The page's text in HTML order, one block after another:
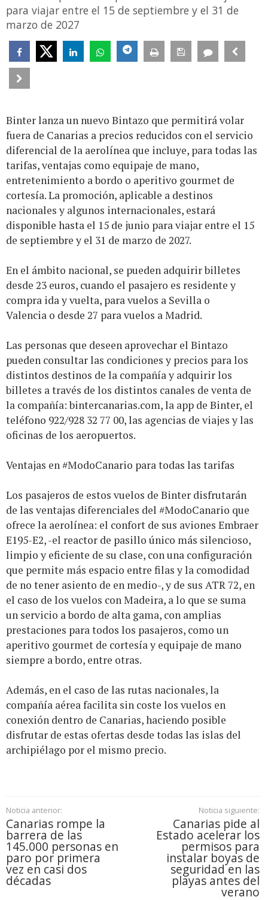
para viajar entre el 15 de septiembre y el 31 de
marzo de 2027
Binter lanza un nuevo Bintazo que permitirá volar
fuera de Canarias a precios reducidos con el servicio
diferencial de la aerolínea que incluye, para todas las
tarifas, ventajas como equipaje de mano,
entretenimiento a bordo o aperitivo gourmet de
cortesía. La promoción, aplicable a destinos
nacionales y algunos internacionales, estará
disponible hasta el 15 de junio para viajar entre el 15
de septiembre y el 31 de marzo de 2027.
En el ámbito nacional, se pueden adquirir billetes
desde 23 euros, cuando el pasajero es residente y
compra ida y vuelta, para vuelos a Sevilla o
Valencia o desde 27 para vuelos a Madrid.
Las personas que deseen aprovechar el Bintazo
pueden consultar las condiciones y precios para los
distintos destinos de la compañía y adquirir los
billetes a través de los distintos canales de venta de
la compañía:bintercanarias.com, la app de Binter, el
teléfono 922/928 32 77 00, las agencias de viajes y las
oficinas de los aeropuertos.
Ventajas en #ModoCanario para todas las tarifas
Los pasajeros de estos vuelos de Binter disfrutarán
de las ventajas diferenciales del #ModoCanario que
ofrece la aerolínea: el confort de sus aviones Embraer
E195-E2, -el reactor de pasillo único más silencioso,
limpio y eficiente de su clase, con una configuración
que permite más espacio entre filas y la comodidad
de no tener asiento de en medio-, y de sus ATR 72, en
el caso de los vuelos con Madeira, a lo que se suma
un servicio a bordo de alta gama, con amplias
prestaciones para todos los pasajeros, como un
aperitivo gourmet de cortesía y equipaje de mano
siempre a bordo, entre otras.
Además, en el caso de las rutas nacionales, la
compañía aérea facilita sin coste los vuelos en
conexión dentro de Canarias, haciendo posible
disfrutar de estas ofertas desde todas las islas del
archipiélago por el mismo precio.
Noticia anterior:
Canarias rompe la
barrera de las
145.000 personas en
paro por primera
vez en casi dos
décadas
Noticia siguiente:
Canarias pide al
Estado acelerar los
permisos para
instalar boyas de
seguridad en las
playas antes del
verano